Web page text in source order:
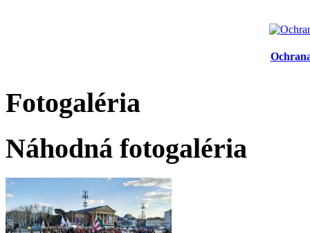
Fotogaléria
Náhodná fotogaléria